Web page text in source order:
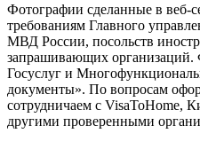
Фотографии сделанные в веб-
требованиям Главного
МВД России, посольств
запрашивающих
Госуслуг и
документы». По вопросам
сотрудничаем с VisaToHome,
другими проверенными